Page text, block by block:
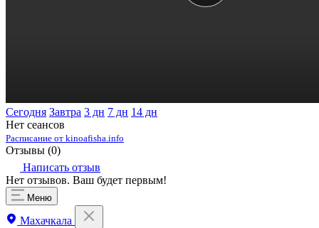
Сегодня Завтра 3 дн 7 дн 14 дн
Нет сеансов
Расписание от kinoafisha.info
Отзывы (0)
Написать отзыв
Нет отзывов. Ваш будет первым!
Меню
Махачкала